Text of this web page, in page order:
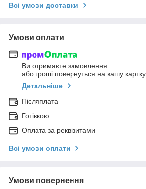
Всі умови доставки
Умови оплати
Ви отримаєте замовлення
або гроші повернуться на вашу картку
Детальніше
Післяплата
Готівкою
Оплата за реквізитами
Всі умови оплати
Умови повернення